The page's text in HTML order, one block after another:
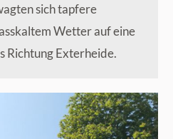
sich tapfere
Wetter auf eine
Richtung Exterheide.